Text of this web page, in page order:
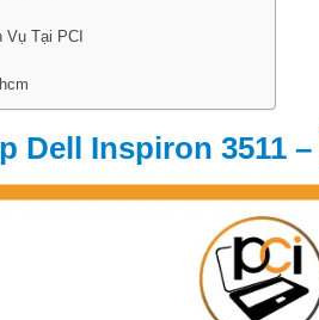
Tại PCI
Dell Inspiron 3511